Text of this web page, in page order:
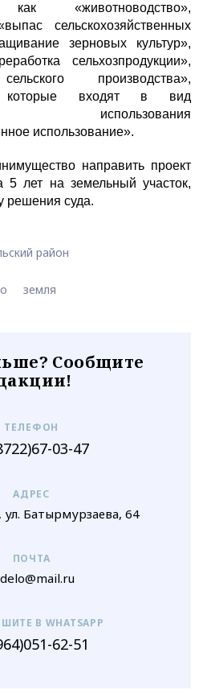
как «животноводство»,
сельскохозяйственных
зерновых культур»,
сельхозпродукции»,
производства»,
которые входят в вид
использования
использование».
направить проект
5 лет на земельный участок,
решения суда.
район
земля
Сообщите
ТЕЛЕФОН
03-47
АДРЕС
ул. Батырмурзаева, 64
ПОЧТА
В WHATSAPP
62-51